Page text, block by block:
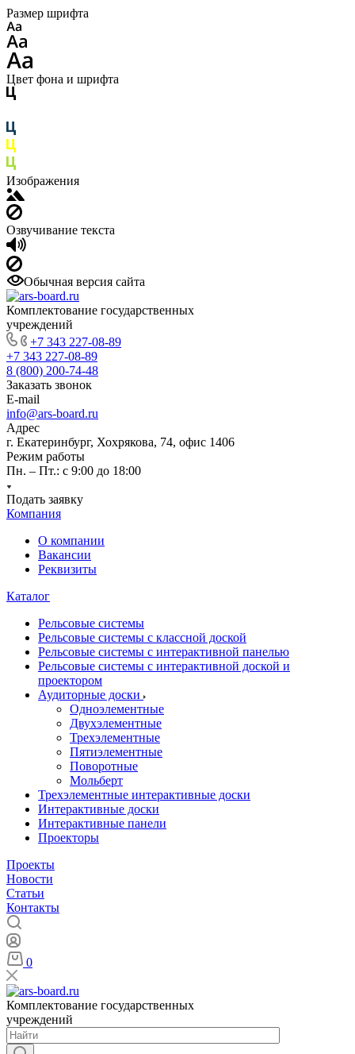
Размер шрифта
Цвет фона и шрифта
Изображения
Озвучивание текста
Обычная версия сайта
Комплектование государственных
учреждений
+7 343 227-08-89
+7 343 227-08-89
8 (800) 200-74-48
Заказать звонок
E-mail
info@ars-board.ru
Адрес
г. Екатеринбург, Хохрякова, 74, офис 1406
Режим работы
Пн. – Пт.: с 9:00 до 18:00
Подать заявку
Компания
О компании
Вакансии
Реквизиты
Каталог
Рельсовые системы
Рельсовые системы с классной доской
Рельсовые системы с интерактивной панелью
Рельсовые системы с интерактивной доской и
проектором
Аудиторные доски
Одноэлементные
Двухэлементные
Трехэлементные
Пятиэлементные
Поворотные
Мольберт
Трехэлементные интерактивные доски
Интерактивные доски
Интерактивные панели
Проекторы
Проекты
Новости
Статьи
Контакты
0
Комплектование государственных
учреждений